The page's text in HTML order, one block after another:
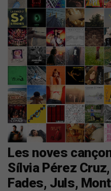
Les noves
Sílvia Pérez
Fades, Juls,